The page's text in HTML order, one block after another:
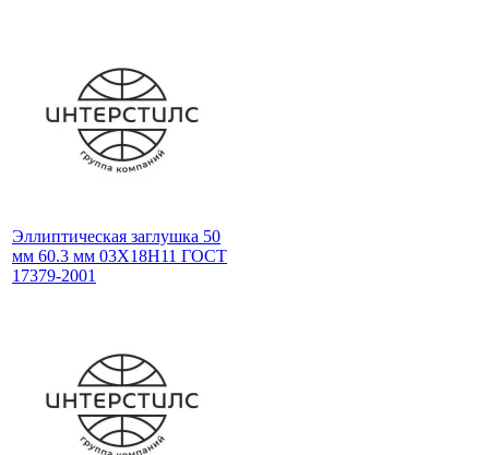
Эллиптическая заглушка 50
мм 60.3 мм 03Х18Н11 ГОСТ
17379-2001